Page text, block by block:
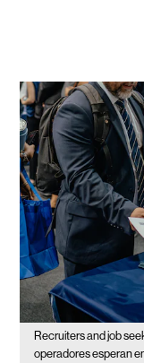
Recruiters and job
operadores esperan